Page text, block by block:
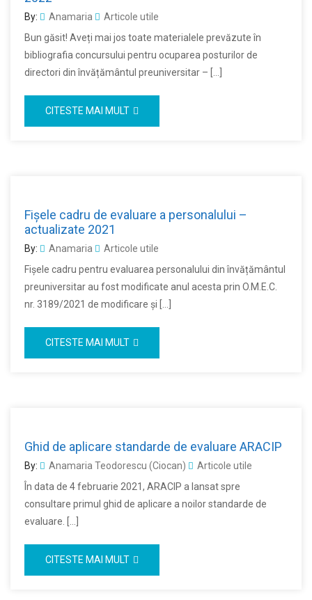
By: Anamaria
Articole utile
Bun găsit! Aveți mai jos toate materialele prevăzute în
bibliografia concursului pentru ocuparea posturilor de
directori din învățământul preuniversitar – […]
CITESTE MAI MULT
Fișele cadru de evaluare a personalului –
actualizate 2021
By: Anamaria
Articole utile
Fișele cadru pentru evaluarea personalului din învățământul
preuniversitar au fost modificate anul acesta prin O.M.E.C.
nr. 3189/2021 de modificare şi […]
CITESTE MAI MULT
Ghid de aplicare standarde de evaluare ARACIP
By: Anamaria Teodorescu (Ciocan)
Articole utile
În data de 4 februarie 2021, ARACIP a lansat spre
consultare primul ghid de aplicare a noilor standarde de
evaluare. […]
CITESTE MAI MULT